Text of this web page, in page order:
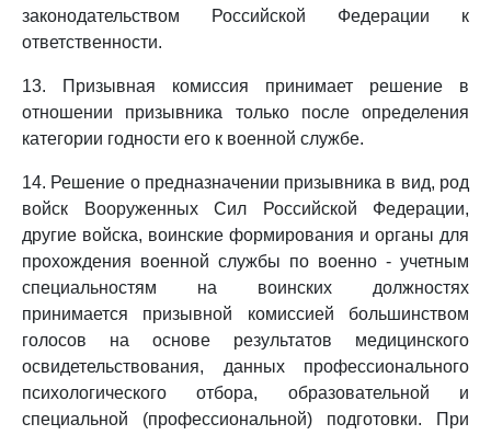
законодательством Российской Федерации к
ответственности.
13. Призывная комиссия принимает решение в
отношении призывника только после определения
категории годности его к военной службе.
14. Решение о предназначении призывника в вид, род
войск Вооруженных Сил Российской Федерации,
другие войска, воинские формирования и органы для
прохождения военной службы по военно - учетным
специальностям на воинских должностях
принимается призывной комиссией большинством
голосов на основе результатов медицинского
освидетельствования, данных профессионального
психологического отбора, образовательной и
специальной (профессиональной) подготовки. При